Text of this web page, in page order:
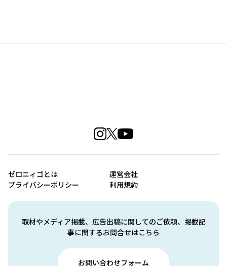
取材やメディア掲載、広告出稿に関してのご依頼、掲載記
事に関するお問合せはこちら
お問い合わせフォーム
ゼロニィゴとは
運営会社
プライバシーポリシー
利用規約